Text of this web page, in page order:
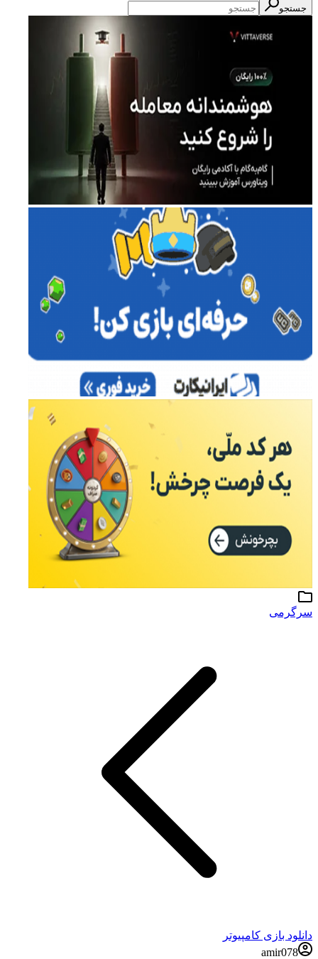
جستجو
سرگرمی
دانلود بازی کامپیوتر
amir078